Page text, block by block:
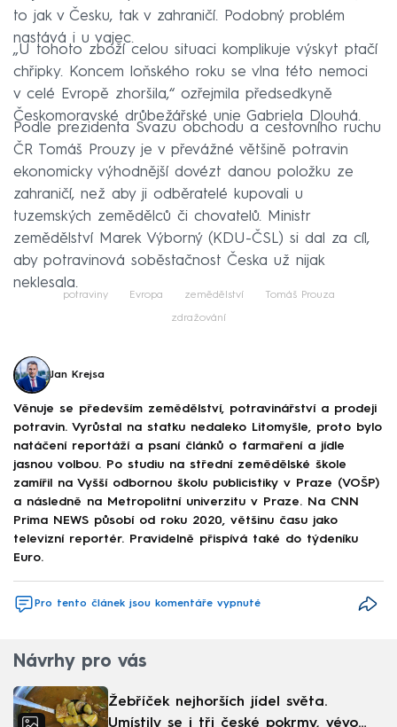
to jak v Česku, tak v zahraničí. Podobný problém
nastává i u vajec.
„U tohoto zboží celou situaci komplikuje výskyt ptačí
chřipky. Koncem loňského roku se vlna této nemoci
v celé Evropě zhoršila,“ ozřejmila předsedkyně
Českomoravské drůbežářské unie Gabriela Dlouhá.
Podle prezidenta Svazu obchodu a cestovního ruchu
ČR Tomáš Prouzy je v převážné většině potravin
ekonomicky výhodnější dovézt danou položku ze
zahraničí, než aby ji odběratelé kupovali u
tuzemských zemědělců či chovatelů. Ministr
zemědělství Marek Výborný (KDU-ČSL) si dal za cíl,
aby potravinová soběstačnost Česka už nijak
neklesala.
potraviny Evropa zemědělství Tomáš Prouza
zdražování
Jan Krejsa
Věnuje se především zemědělství, potravinářství a prodeji
potravin. Vyrůstal na statku nedaleko Litomyšle, proto bylo
natáčení reportáží a psaní článků o farmaření a jídle
jasnou volbou. Po studiu na střední zemědělské škole
zamířil na Vyšší odbornou školu publicistiky v Praze (VOŠP)
a následně na Metropolitní univerzitu v Praze. Na CNN
Prima NEWS působí od roku 2020, většinu času jako
televizní reportér. Pravidelně přispívá také do týdeníku
Euro.
Pro tento článek jsou komentáře vypnuté
Návrhy pro vás
Žebříček nejhorších jídel světa.
Umístily se i tři české pokrmy, vévodí